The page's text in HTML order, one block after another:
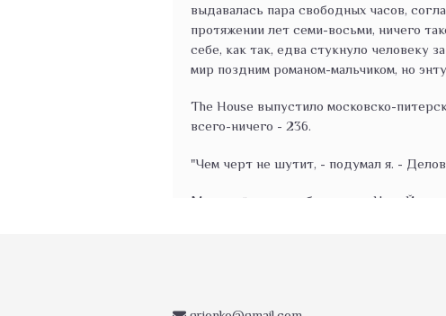
выдавалась пара свободных часов,
протяжении лет семи-восьми, ничего
себе, как так, едва стукнуло человеку
мир поздним романом-мальчиком, но
The House выпустило московско-
всего-ничего - 236.
"Чем черт не шутит, - подумал я. -
Молодой человек бродит по Нью-Йорку,
С первой страницы романа в голову